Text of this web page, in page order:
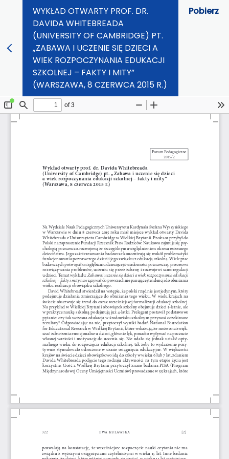
WYKŁAD OTWARTY PROF. DR.
DAVIDA WHITEBREADA
(UNIVERSITY OF CAMBRIDGE) PT.
„ZABAWA I UCZENIE SIĘ DZIECI A
WIEK ROZPOCZYNANIA EDUKACJI
SZKOLNEJ – FAKTY I MITY”
(WARSZAWA, 8 CZERWCA 2015 R.)
Pobierz